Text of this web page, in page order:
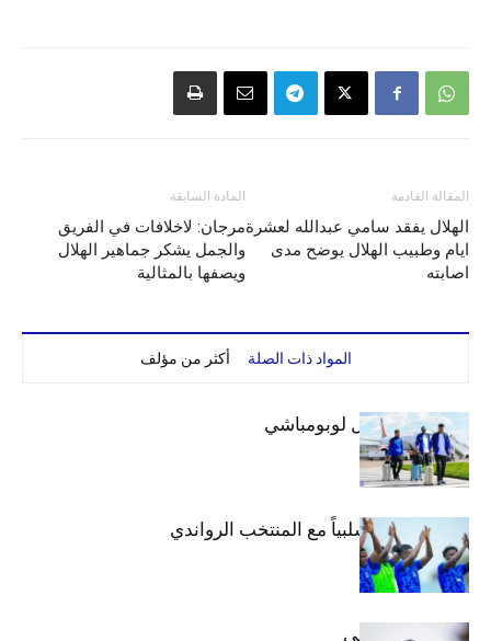
المادة السابقة
مرجان: لاخلافات في الفريق
والجمل يشكر جماهير الهلال
ويصفها بالمثالية
المقالة القادمة
الهلال يفقد سامي عبدالله لعشرة
ايام وطبيب الهلال يوضح مدى
اصابته
المواد ذات الصلة أكثر من مؤلف
بعثة الهلال تصل لوبومباشي
الهلال يتعادل سلبياً مع المنتخب الرواندي
إعدادياً
كنن يصل كيجالي